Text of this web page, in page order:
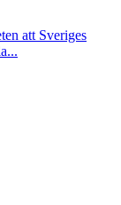
att Sveriges